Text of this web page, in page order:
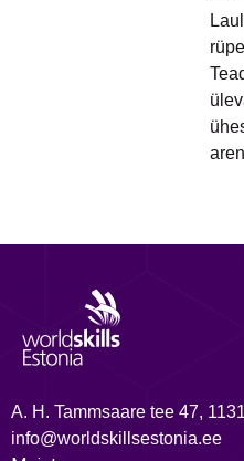
A. H. Tammsaare tee 47,
info@worldskillsestonia.ee